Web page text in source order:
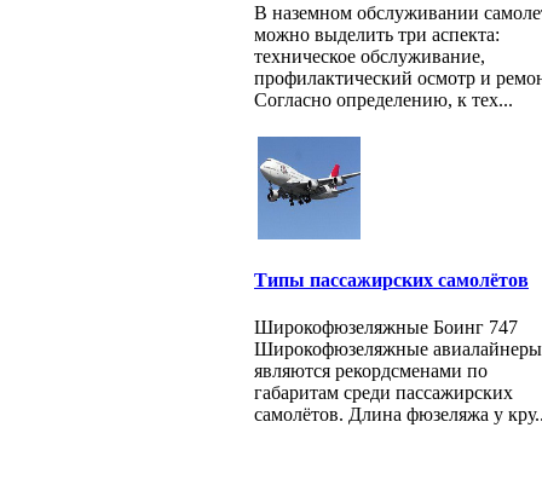
В наземном обслуживании
можно выделить три аспекта:
техническое обслуживание,
профилактический осмотр и
Согласно определению, к тех...
Типы пассажирских самолётов
Широкофюзеляжные Боинг 747
Широкофюзеляжные авиалайнеры
являются рекордсменами по
габаритам среди пассажирских
самолётов. Длина фюзеляжа у